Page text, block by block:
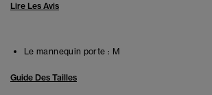
Lire Les Avis
Le mannequin porte : M
Guide Des Tailles